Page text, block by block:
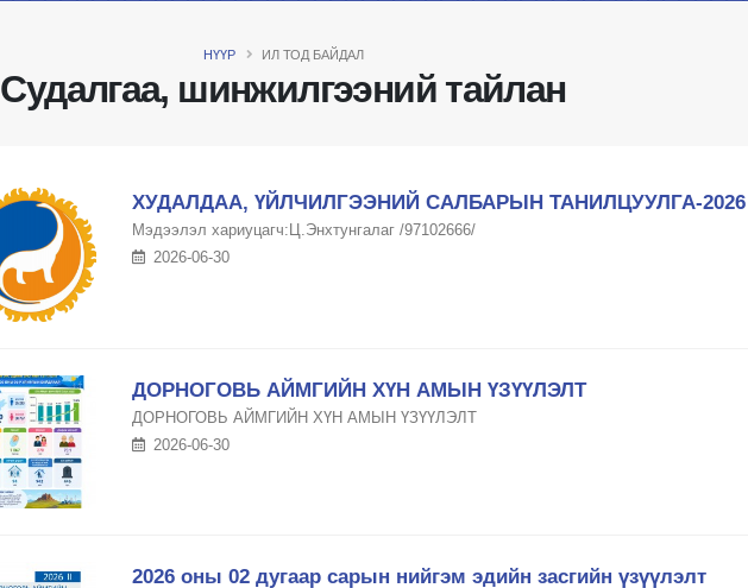
НҮҮР ИЛ ТОД БАЙДАЛ
Судалгаа, шинжилгээний тайлан
ХУДАЛДАА, ҮЙЛЧИЛГЭЭНИЙ САЛБАРЫН ТАНИЛЦУУЛГА-2026
Мэдээлэл хариуцагч:Ц.Энхтунгалаг /97102666/
2026-06-30
ДОРНОГОВЬ АЙМГИЙН ХҮН АМЫН ҮЗҮҮЛЭЛТ
ДОРНОГОВЬ АЙМГИЙН ХҮН АМЫН ҮЗҮҮЛЭЛТ
2026-06-30
2026 оны 02 дугаар сарын нийгэм эдийн засгийн үзүүлэлт